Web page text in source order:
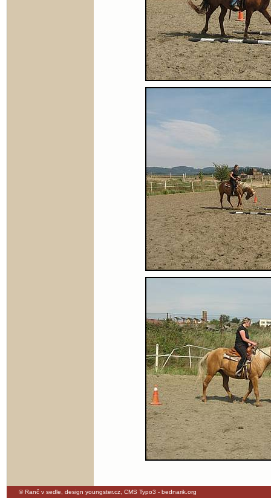
© Ranč v sedle, design youngster.cz, CMS Typo3 - bednarik.org